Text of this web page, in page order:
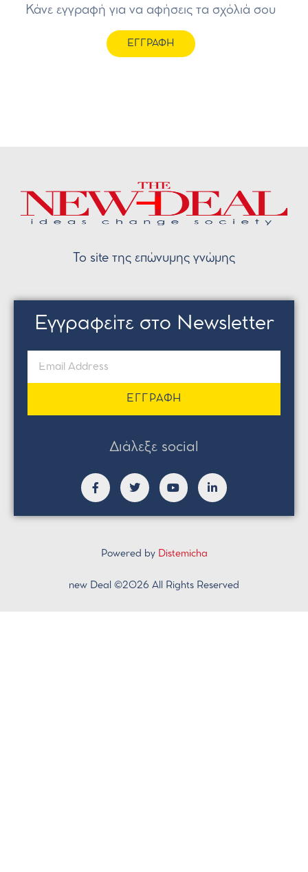
Κάνε εγγραφή για να αφήσεις τα σχόλιά σου
ΕΓΓΡΑΦΗ
Το site της επώνυμης γνώμης
Εγγραφείτε στο Newsletter
ΕΓΓΡΑΦΗ
Διάλεξε social
Powered by Distemicha
new Deal ©2026 All Rights Reserved